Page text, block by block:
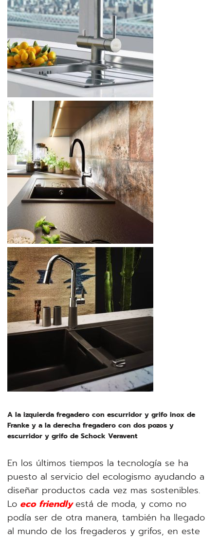
A la izquierda fregadero con escurridor y grifo inox de
Franke y a la derecha fregadero con dos pozos y
escurridor y grifo de Schock Veravent
En los últimos tiempos la tecnología se ha
puesto al servicio del ecologismo ayudando a
diseñar productos cada vez mas sostenibles.
Lo eco friendly está de moda, y como no
podía ser de otra manera, también ha llegado
al mundo de los fregaderos y grifos, en este